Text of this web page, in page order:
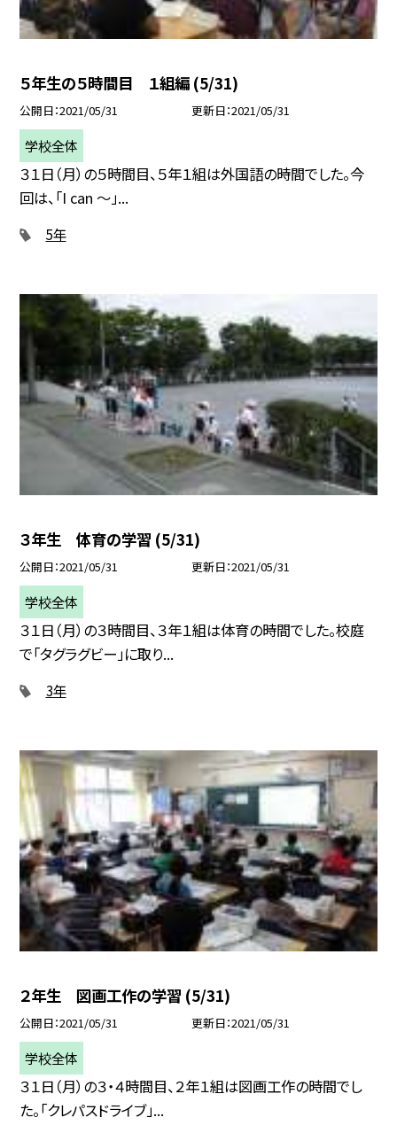
５年生の５時間目 １組編 (5/31)
公開日 2021/05/31 更新日 2021/05/31
学校全体
３１日（月）の５時間目、５年１組は外国語の時間でした。今
回は、「I can 〜」...
5年
３年生 体育の学習 (5/31)
公開日 2021/05/31 更新日 2021/05/31
学校全体
３１日（月）の３時間目、３年１組は体育の時間でした。校庭
で「タグラグビー」に取り...
3年
２年生 図画工作の学習 (5/31)
公開日 2021/05/31 更新日 2021/05/31
学校全体
３１日（月）の３・４時間目、２年１組は図画工作の時間でし
た。「クレパスドライブ」...